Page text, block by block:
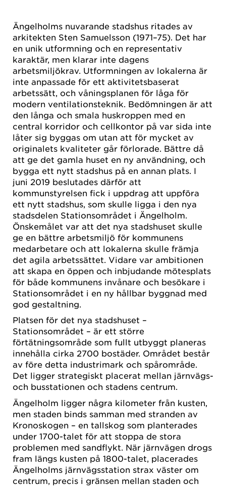
Ängelholms nuvarande stadshus ritades av
arkitekten Sten Samuelsson (1971–75). Det har
en unik utformning och en representativ
karaktär, men klarar inte dagens
arbetsmiljökrav. Utformningen av lokalerna är
inte anpassade för ett aktivitetsbaserat
arbetssätt, och våningsplanen för låga för
modern ventilationsteknik. Bedömningen är att
den långa och smala huskroppen med en
central korridor och cellkontor på var sida inte
låter sig byggas om utan att för mycket av
originalets kvaliteter går förlorade. Bättre då
att ge det gamla huset en ny användning, och
bygga ett nytt stadshus på en annan plats. I
juni 2019 beslutades därför att
kommunstyrelsen fick i uppdrag att uppföra
ett nytt stadshus, som skulle ligga i den nya
stadsdelen Stationsområdet i Ängelholm.
Önskemålet var att det nya stadshuset skulle
ge en bättre arbetsmiljö för kommunens
medarbetare och att lokalerna skulle främja
det agila arbetssättet. Vidare var ambitionen
att skapa en öppen och inbjudande mötesplats
för både kommunens invånare och besökare i
Stationsområdet i en ny hållbar byggnad med
god gestaltning.
Platsen för det nya stadshuset –
Stationsområdet – är ett större
förtätningsområde som fullt utbyggt planeras
innehålla cirka 2700 bostäder. Området består
av före detta industrimark och spårområde.
Det ligger strategiskt placerat mellan järnvägs-
och busstationen och stadens centrum.
Ängelholm ligger några kilometer från kusten,
men staden binds samman med stranden av
Kronoskogen – en tallskog som planterades
under 1700-talet för att stoppa de stora
problemen med sandflykt. När järnvägen drogs
fram längs kusten på 1800-talet, placerades
Ängelholms järnvägsstation strax väster om
centrum, precis i gränsen mellan staden och